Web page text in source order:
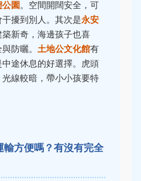
公園。空間開闊安全，可
擾到別人。其次是永安
築新奇，海邊孩子也喜
防曬。 土地公文化館有
途休息的好選擇。虎頭
線較暗，帶小小孩要特
方便嗎？有沒有完全